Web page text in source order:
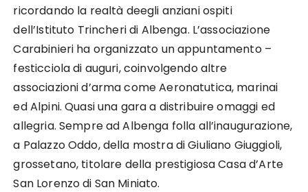
ricordando la realtà deegli anziani ospiti
dell’Istituto Trincheri di Albenga. L’associazione
Carabinieri ha organizzato un appuntamento –
festicciola di auguri, coinvolgendo altre
associazioni d’arma come Aeronatutica, marinai
ed Alpini. Quasi una gara a distribuire omaggi ed
allegria. Sempre ad Albenga folla all’inaugurazione,
a Palazzo Oddo, della mostra di Giuliano Giuggioli,
grossetano, titolare della prestigiosa Casa d’Arte
San Lorenzo di San Miniato.